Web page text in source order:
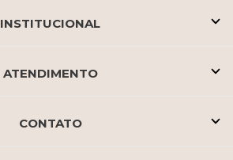
INSTITUCIONAL
ATENDIMENTO
CONTATO